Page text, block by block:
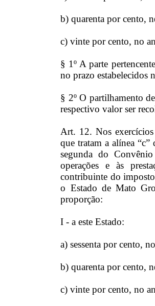
b) quarenta por cento,
c) vinte por cento, no
§ 1º A parte
no prazo estabelecidos
§ 2º O partilhamento
respectivo valor ser
Art. 12. Nos
que tratam a alínea
segunda do
operações e às
contribuinte do imposto
o Estado de Mato
proporção:
I - a este Estado:
a) sessenta por cento,
b) quarenta por cento,
c) vinte por cento, no